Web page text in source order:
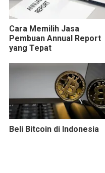
Cara Memilih Jasa
Pembuan Annual Report
yang Tepat
Beli Bitcoin di Indonesia